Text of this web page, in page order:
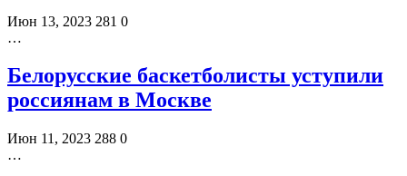
Июн 13, 2023 281 0
…
Белорусские баскетболисты уступили
россиянам в Москве
Июн 11, 2023 288 0
…